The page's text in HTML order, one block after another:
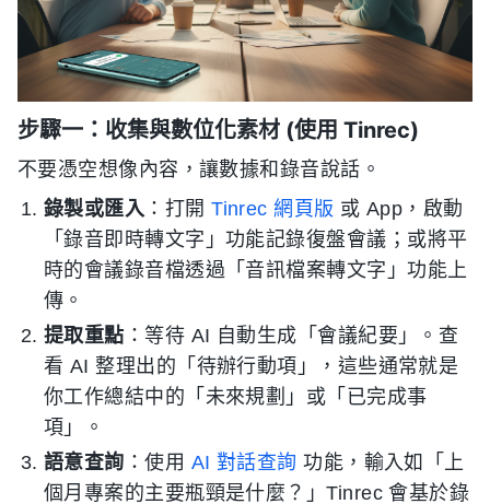
步驟一：收集與數位化素材 (使用 Tinrec)
不要憑空想像內容，讓數據和錄音說話。
錄製或匯入 ：打開Tinrec 網頁版 或 App，啟動
「錄音即時轉文字」功能記錄復盤會議；或將平
時的會議錄音檔透過「音訊檔案轉文字」功能上
傳。
提取重點 ：等待 AI 自動生成「會議紀要」。查
看 AI 整理出的「待辦行動項」，這些通常就是
你工作總結中的「未來規劃」或「已完成事
項」。
語意查詢 ：使用 AI 對話查詢 功能，輸入如「上
個月專案的主要瓶頸是什麼？」Tinrec 會基於錄